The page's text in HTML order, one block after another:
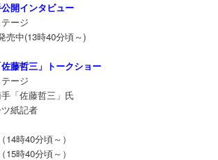
開インタビュー
ージ
売中(13時40分頃～)
藤哲三」トークショー
ージ
「佐藤哲三」氏
紙記者
時40分頃～）
時40分頃～）